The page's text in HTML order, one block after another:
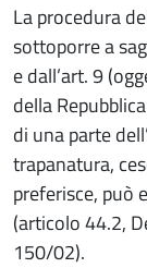
La procedura
sottoporre a
e dall’art. 9
della
di una parte
trapanatura,
preferisce, può
(articolo 44.2,
150/02).